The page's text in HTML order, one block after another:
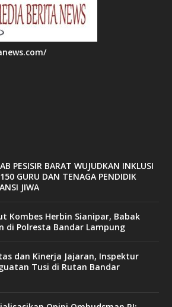
PESISIR BARAT WUJUDKAN INKLUSI
GURU DAN TENAGA PENDIDIK
JIWA
Kombes Herbin Sianipar, Babak
di Polresta Bandar Lampung
dan Kinerja Jajaran, Inspektur
Tusi di Rutan Bandar